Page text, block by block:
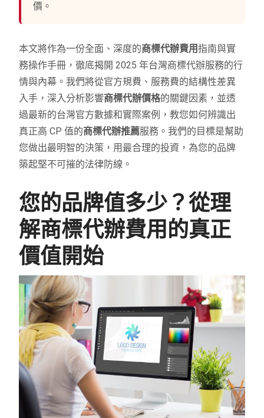
價。
本文將作為一份全面、深度的商標代辦費用指南與實
務操作手冊，徹底揭開 2025 年台灣商標代辦服務的行
情與內幕。我們將從官方規費、服務費的結構性差異
入手，深入分析影響商標代辦價格的關鍵因素，並透
過最新的台灣官方數據和實際案例，教您如何辨識出
真正高 CP 值的商標代辦推薦服務。我們的目標是幫助
您做出最明智的決策，用最合理的投資，為您的品牌
築起堅不可摧的法律防線。
您的品牌值多少？從理
解商標代辦費用的真正
價值開始